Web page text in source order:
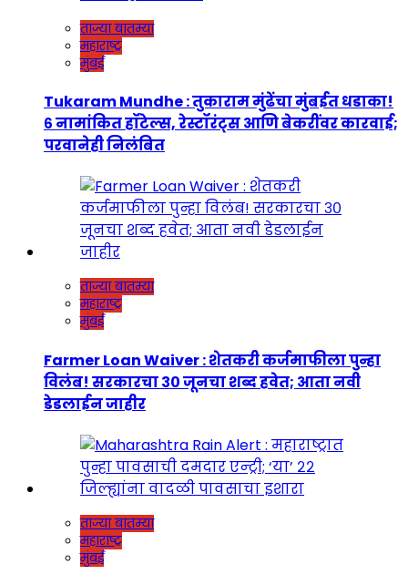
ताज्या बातम्या
महाराष्ट्र
मुंबई
Tukaram Mundhe : तुकाराम मुंढेंचा मुंबईत धडाका!
६ नामांकित हॉटेल्स, रेस्टॉरंट्स आणि बेकरींवर कारवाई;
परवानेही निलंबित
ताज्या बातम्या
महाराष्ट्र
मुंबई
Farmer Loan Waiver : शेतकरी कर्जमाफीला पुन्हा
विलंब! सरकारचा ३० जूनचा शब्द हवेत; आता नवी
डेडलाईन जाहीर
ताज्या बातम्या
महाराष्ट्र
मुंबई